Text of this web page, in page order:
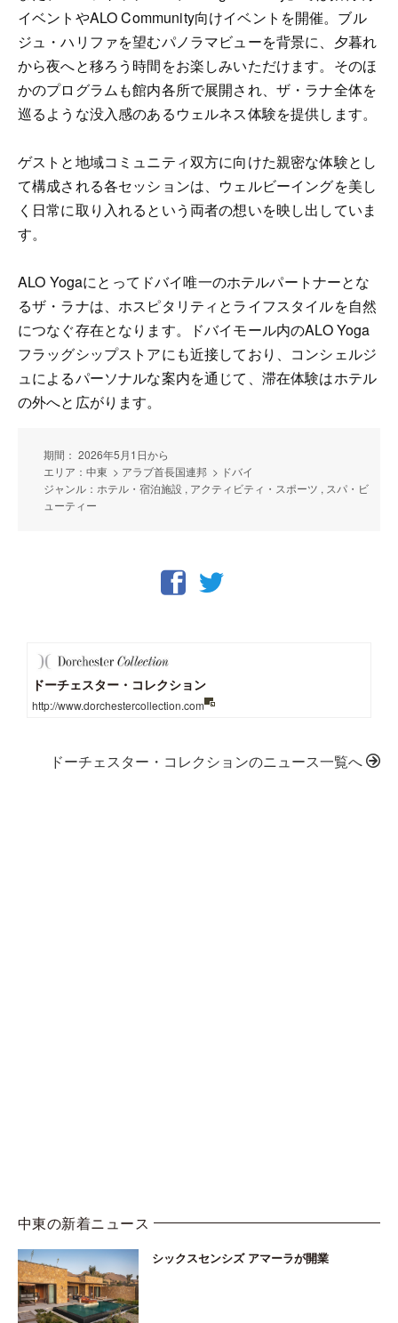
イベントやALO Community向けイベントを開催。ブル
ジュ・ハリファを望むパノラマビューを背景に、夕暮れ
から夜へと移ろう時間をお楽しみいただけます。そのほ
かのプログラムも館内各所で展開され、ザ・ラナ全体を
巡るような没入感のあるウェルネス体験を提供します。
ゲストと地域コミュニティ双方に向けた親密な体験とし
て構成される各セッションは、ウェルビーイングを美し
く日常に取り入れるという両者の想いを映し出していま
す。
ALO Yogaにとってドバイ唯一のホテルパートナーとな
るザ・ラナは、ホスピタリティとライフスタイルを自然
につなぐ存在となります。ドバイモール内のALO Yoga
フラッグシップストアにも近接しており、コンシェルジ
ュによるパーソナルな案内を通じて、滞在体験はホテル
の外へと広がります。
期間： 2026年5月1日から
エリア：中東 > アラブ首長国連邦 > ドバイ
ジャンル：ホテル・宿泊施設 , アクティビティ・スポーツ , スパ・ビ
ューティー
ドーチェスター・コレクション
http://www.dorchestercollection.com
ドーチェスター・コレクションのニュース一覧へ
中東の新着ニュース
シックスセンシズ アマーラが開業